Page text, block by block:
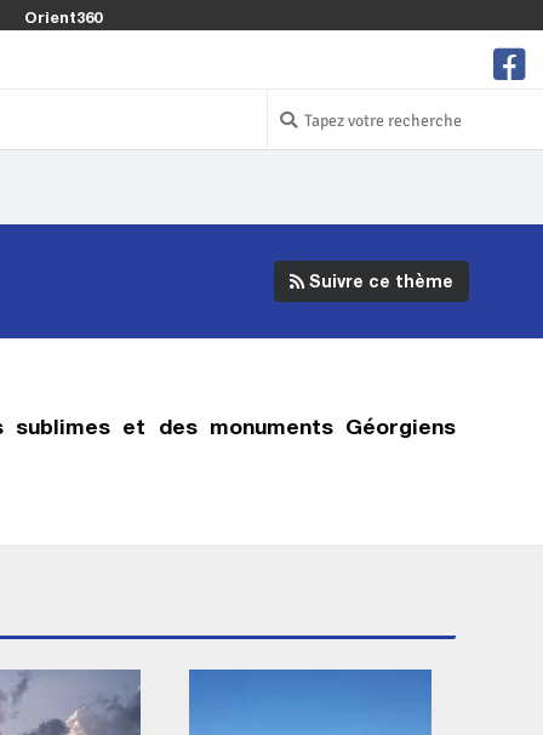
Orient360
Suivre ce thème
sublimes et des monuments Géorgiens